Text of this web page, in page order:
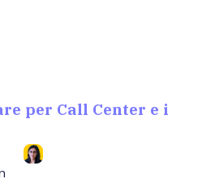
per Call Center e i